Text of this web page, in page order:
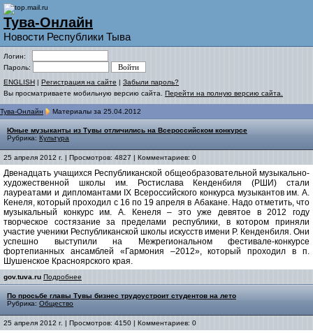
Тува-Онлайн
Новости Республики Тыва
Логин:
Пароль:
ENGLISH | Регистрация на сайте | Забыли пароль?
Вы просматриваете мобильную версию сайта. Перейти на полную версию сайта.
Тува-Онлайн Материалы за 25.04.2012
Юные музыканты из Тувы отличились на Всероссийском конкурсе
Рубрика: Культура
25 апреля 2012 г. | Просмотров: 4827 | Комментариев: 0
Двенадцать учащихся Республиканской общеобразовательной музыкально-
художественной школы им. Ростислава Кенденбиля (РШИ) стали
лауреатами и дипломантами IX Всероссийского конкурса музыкантов им. А.
Кенеля, который проходил с 16 по 19 апреля в Абакане. Надо отметить, что
музыкальный конкурс им. А. Кенеля – это уже девятое в 2012 году
творческое состязание за пределами республики, в котором приняли
участие ученики Республиканской школы искусств имени Р. Кенденбиля. Они
успешно выступили на Межрегиональном фестивале-конкурсе
фортепианных ансамблей «Гармония –2012», который проходил в п.
Шушенское Красноярского края.
gov.tuva.ru Подробнее
По просьбе главы Тувы бизнес трудоустроит студентов на лето
Рубрика: Общество
25 апреля 2012 г. | Просмотров: 4150 | Комментариев: 0